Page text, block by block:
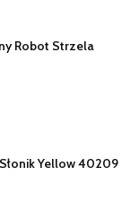
Robot Strzela
Yellow 40209